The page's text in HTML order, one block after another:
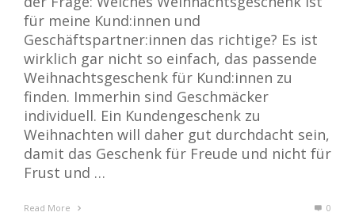
für meine Kund:innen und
Geschäftspartner:innen das richtige? Es ist
wirklich gar nicht so einfach, das passende
Weihnachtsgeschenk für Kund:innen zu
finden. Immerhin sind Geschmäcker
individuell. Ein Kundengeschenk zu
Weihnachten will daher gut durchdacht sein,
damit das Geschenk für Freude und nicht für
Frust und …
Read More 0